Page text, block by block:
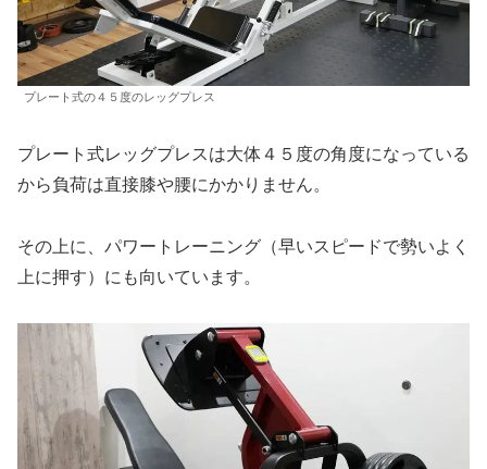
プレート式の４５度のレッグプレス
プレート式レッグプレスは大体４５度の角度になっている
から負荷は直接膝や腰にかかりません。
その上に、パワートレーニング（早いスピードで勢いよく
上に押す）にも向いています。